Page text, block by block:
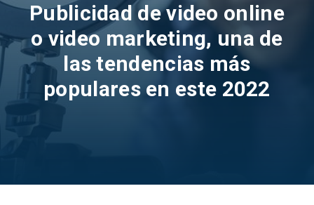
Publicidad de video online
o video marketing, una de
las tendencias más
populares en este 2022